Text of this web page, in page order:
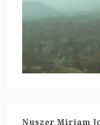
Nuszer Mirjam